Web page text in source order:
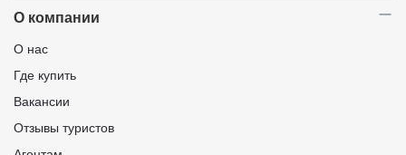
О компании
О нас
Где купить
Вакансии
Отзывы туристов